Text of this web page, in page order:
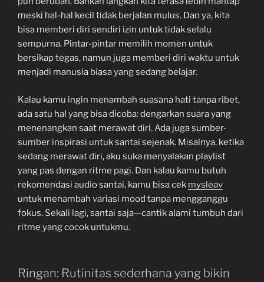
meski hal-hal kecil tidak berjalan mulus. Dan ya, kita
bisa memberi diri sendiri izin untuk tidak selalu
sempurna. Pintar-pintar memilih momen untuk
bersikap tegas, namun juga memberi diri waktu untuk
menjadi manusia biasa yang sedang belajar.
Kalau kamu ingin menambah suasana hati tanpa ribet,
ada satu hal yang bisa dicoba: dengarkan suara yang
menenangkan saat merawat diri. Ada juga sumber-
sumber inspirasi untuk santai sejenak. Misalnya, ketika
sedang merawat diri, aku suka menyalakan playlist
yang pas dengan ritme pagi. Dan kalau kamu butuh
rekomendasi audio santai, kamu bisa cek mysleav
untuk menambah variasi mood tanpa mengganggu
fokus. Sekali lagi, santai saja—cantik alami tumbuh dari
ritme yang cocok untukmu.
Ringan: Rutinitas sederhana yang bikin